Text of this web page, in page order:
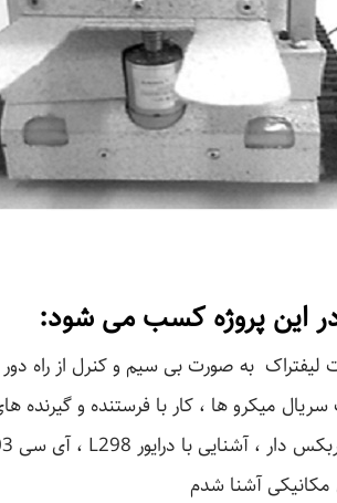
این پروژه کسب می شود:
به صورت بی سیم و کنرل از راه
آشنا شدم